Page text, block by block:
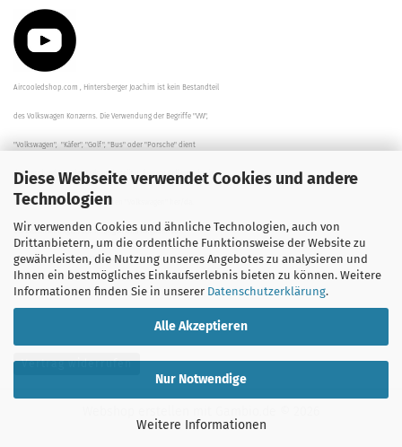
Diese Webseite verwendet Cookies und andere
Technologien
Wir verwenden Cookies und ähnliche Technologien, auch von
Drittanbietern, um die ordentliche Funktionsweise der Website zu
gewährleisten, die Nutzung unseres Angebotes zu analysieren und
Ihnen ein bestmögliches Einkaufserlebnis bieten zu können. Weitere
Informationen finden Sie in unserer Datenschutzerklärung.
Alle Akzeptieren
Nur Notwendige
Weitere Informationen
Aircooledshop.com , Hintersberger Joachim ist kein Bestandteil
des Volkswagen Konzerns. Die Verwendung der Begriffe "VW",
"Volkswagen", "Käfer", "Golf", "Bus" oder "Porsche" dient
der Beschreibung der Teile und stellt in keinem Fall eine direkte
Verbindung zu dem Unternehmen "Volkswagen" her/da.
Die Beschreibungen, Zeichnungen und Angaben zur
Verwendung sind sorgfältig überprüft worden.
Vertrag widerrufen